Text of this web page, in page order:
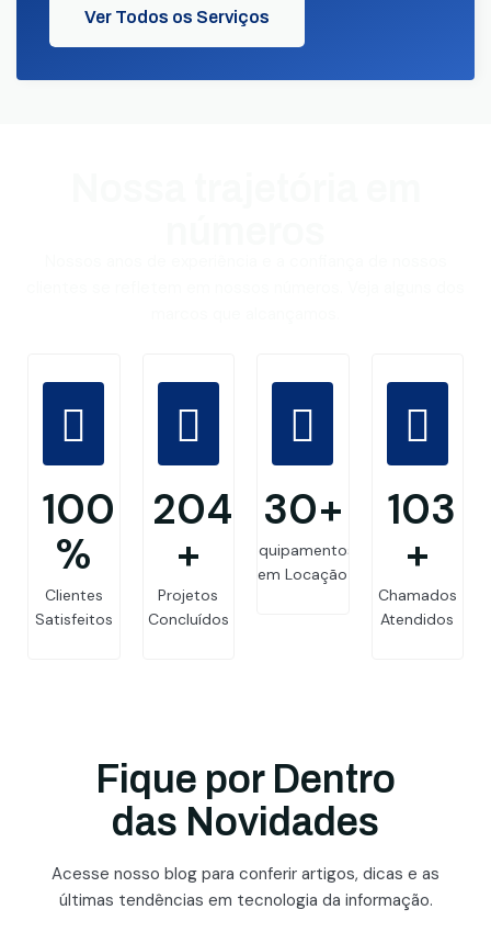
Ver Todos os Serviços
99.8
%
Clientes
Satisfeitos
205
+
Projetos
Concluídos
30+
Equipamentos
em Locação
103
+
Chamados
Atendidos
Fique por Dentro
das Novidades
Acesse nosso blog para conferir artigos, dicas e as
últimas tendências em tecnologia da informação.